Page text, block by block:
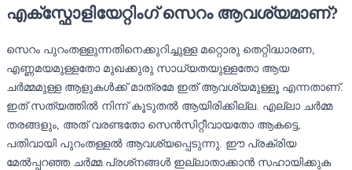
എക്സ്ഫോളിയേറ്റിംഗ് സെറം ആവശ്യമാണ്?
സെറം പുറംതള്ളുന്നതിനെക്കുറിച്ചുള്ള മറ്റൊരു തെറ്റിദ്ധാരണ,
എണ്ണമയമുള്ളതോ മുഖക്കുരു സാധ്യതയുള്ളതോ ആയ
ചർമ്മമുള്ള ആളുകൾക്ക് മാത്രമേ ഇത് ആവശ്യമുള്ളൂ എന്നതാണ്.
ഇത് സത്യത്തിൽ നിന്ന് കൂടുതൽ ആയിരിക്കില്ല. എല്ലാ ചർമ്മ
തരങ്ങളും, അത് വരണ്ടതോ സെൻസിറ്റീവായതോ ആകട്ടെ,
പതിവായി പുറംതള്ളൽ ആവശ്യപ്പെടുന്നു. ഈ പ്രക്രിയ
മേൽപ്പറഞ്ഞ ചർമ്മ പ്രശ്‌നങ്ങൾ ഇല്ലാതാക്കാൻ സഹായിക്കുക